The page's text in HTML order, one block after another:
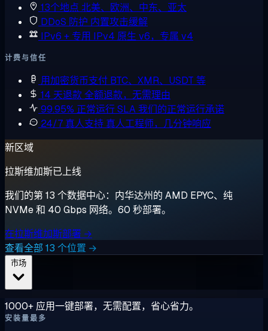
13个地点 北美、欧洲、中东、亚太
DDoS 防护 内置攻击缓解
IPv6 + 专用 IPv4 原生 v6，专属 v4
计费与信任
用加密货币支付 BTC、XMR、USDT 等
14 天退款全额退款，无需理由
99.95% 正常运行 SLA我们的正常运行承诺
24/7 真人支持 真人工程师，几分钟响应
新区域
拉斯维加斯已上线
我们的第 13 个数据中心：内华达州的 AMD EPYC、纯
NVMe 和 40 Gbps 网络。60 秒部署。
在拉斯维加斯部署 →
查看全部 13 个位置 →
1000+ 应用一键部署，无需配置，省心省力。
安装量最多